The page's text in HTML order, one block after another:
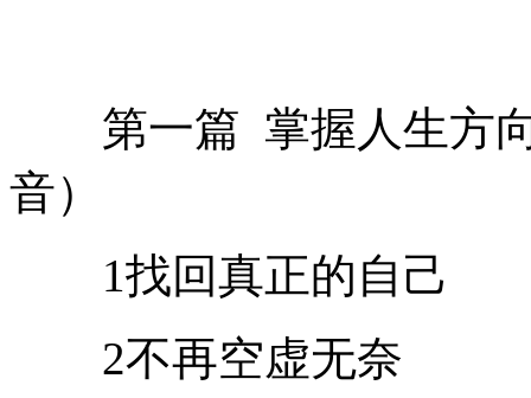
第一篇 掌握人生方向
音）
1找回真正的自己
2不再空虚无奈